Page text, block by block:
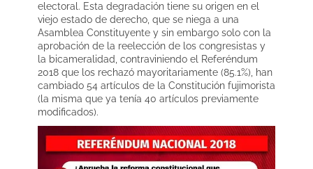
electoral. Esta degradación tiene su origen en el
viejo estado de derecho, que se niega a una
Asamblea Constituyente y sin embargo solo con la
aprobación de la reelección de los congresistas y
la bicameralidad, contraviniendo el Referéndum
2018 que los rechazó mayoritariamente (85.1%), han
cambiado 54 artículos de la Constitución fujimorista
(la misma que ya tenía 40 artículos previamente
modificados).